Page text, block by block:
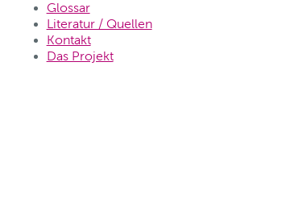
Glossar
Literatur / Quellen
Kontakt
Das Projekt